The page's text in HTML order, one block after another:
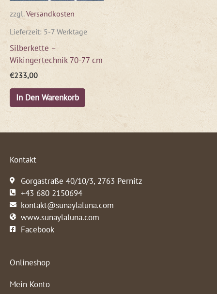
zzgl.Versandkosten
Lieferzeit: 5-7 Werktage
Silberkette –
Wikingertechnik 70-77 cm
€233,00
In Den Warenkorb
Kontakt
Gorgastraße 40/10/3, 2763 Pernitz
+43 680 2150694
kontakt@sunaylaluna.com
www.sunaylaluna.com
Facebook
Onlineshop
Mein Konto